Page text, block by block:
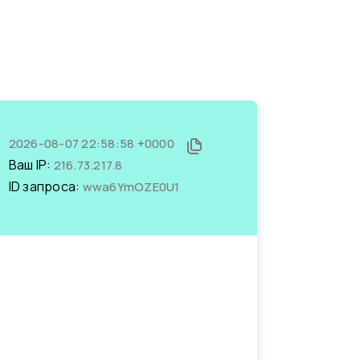
2026-08-07 22:58:58 +0000
Ваш IP: 216.73.217.8
ID запроса: wwa6YmOZE0U1